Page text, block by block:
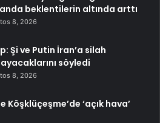
beklentilerin altında arttı
8, 2026
Şi ve Putin İran’a silah
söyledi
8, 2026
Köşklüçeşme’de ‘açık hava’